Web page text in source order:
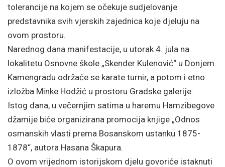
tolerancije na kojem se očekuje sudjelovanje
predstavnika svih vjerskih zajednica koje djeluju na
ovom prostoru.
Narednog dana manifestacije, u utorak 4. jula na
lokalitetu Osnovne škole „Skender Kulenović“ u Donjem
Kamengradu održaće se karate turnir, a potom i etno
izložba Minke Hodžić u prostoru Gradske galerije.
Istog dana, u večernjim satima u haremu Hamzibegove
džamije biće organizirana promocija knjige „Odnos
osmanskih vlasti prema Bosanskom ustanku 1875-
1878“, autora Hasana Škapura.
O ovom vrijednom istorijskom djelu govoriće istaknuti